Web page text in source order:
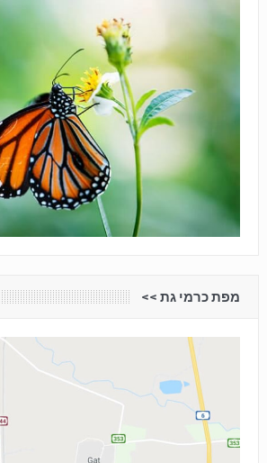
מפת כרמי גת <<